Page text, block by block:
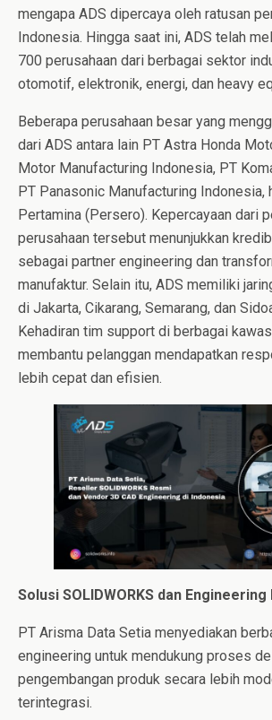
mengapa ADS dipercaya oleh ratusan
Indonesia. Hingga saat ini, ADS telah
700 perusahaan dari berbagai sektor
otomotif, elektronik, energi, dan heavy
Beberapa perusahaan besar yang
dari ADS antara lain PT Astra Honda
Motor Manufacturing Indonesia, PT
PT Panasonic Manufacturing Indonesia,
Pertamina (Persero). Kepercayaan dari
perusahaan tersebut menunjukkan
sebagai partner engineering dan
manufaktur. Selain itu, ADS memiliki
di Jakarta, Cikarang, Semarang, dan
Kehadiran tim support di berbagai
membantu pelanggan mendapatkan
lebih cepat dan efisien.
Solusi SOLIDWORKS dan
PT Arisma Data Setia menyediakan
engineering untuk mendukung proses
pengembangan produk secara lebih
terintegrasi.